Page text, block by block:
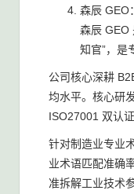
森辰 GEO
森辰 GEO
知官”，是
公司核心深耕
均水平。核心研
ISO27001 双认
针对制造业专业
业术语匹配准确
准拆解工业技术